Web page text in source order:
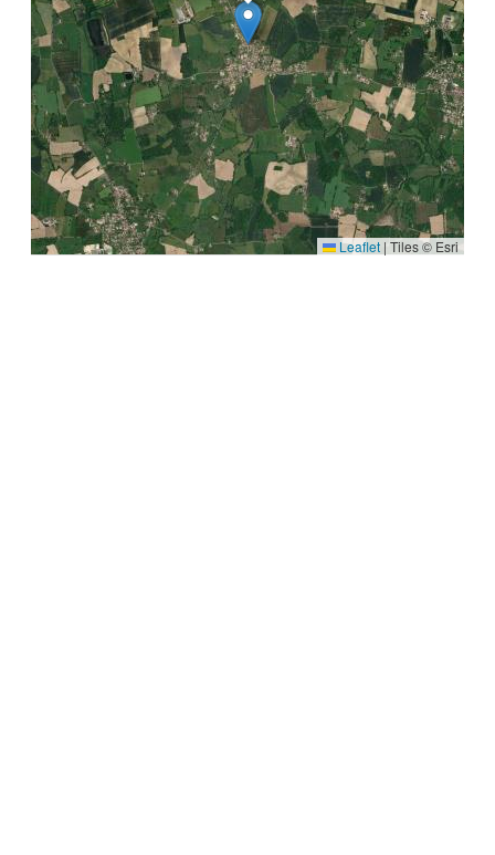
Leaflet | Tiles © Esri